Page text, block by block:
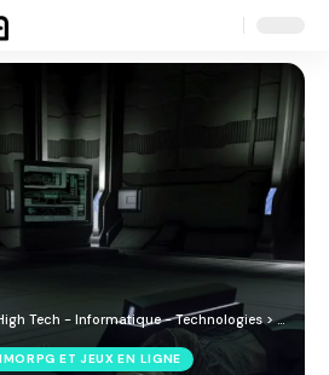
Tech - Informatique - Technologies>Blog
ET JEUX EN LIGNE